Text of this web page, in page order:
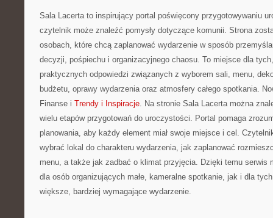
Sala Lacerta to inspirujący portal poświęcony przygotowywaniu
czytelnik może znaleźć pomysły dotyczące komunii. Strona
osobach, które chcą zaplanować wydarzenie w sposób
decyzji, pośpiechu i organizacyjnego chaosu. To miejsce dla
praktycznych odpowiedzi związanych z wyborem sali, menu,
budżetu, oprawy wydarzenia oraz atmosfery całego spotkania.
Finanse i Trendy i Inspiracje. Na stronie Sala Lacerta można
wielu etapów przygotowań do uroczystości. Portal pomaga
planowania, aby każdy element miał swoje miejsce i cel.
wybrać lokal do charakteru wydarzenia, jak zaplanować
menu, a także jak zadbać o klimat przyjęcia. Dzięki temu serwis
dla osób organizujących małe, kameralne spotkanie, jak i dla
większe, bardziej wymagające wydarzenie.